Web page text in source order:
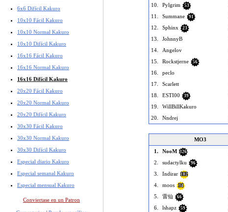
6x6 Difícil Kakuro
10x10 Fácil Kakuro
10x10 Normal Kakuro
10x10 Difícil Kakuro
16x16 Fácil Kakuro
16x16 Normal Kakuro
16x16 Difícil Kakuro
20x20 Fácil Kakuro
20x20 Normal Kakuro
20x20 Difícil Kakuro
30x30 Fácil Kakuro
30x30 Normal Kakuro
30x30 Difícil Kakuro
Especial diario Kakuro
Especial semanal Kakuro
Especial mensual Kakuro
Conviertase en un Patron
10.
Pylgrim 53
11.
Summane 91
12.
Sphinx 23
13.
JohnnyB
14.
Angelov
15.
Rockstjerne 56
16.
peclo
17.
Scarlett
18.
ESTI00 39
19.
WillBillKakuro
20.
Nndrej
MO3
1.
NooM 326
2.
sudactylku 96
3.
Indirar 182
4.
moos 34
5.
雷仙 66
6.
lshapz 59